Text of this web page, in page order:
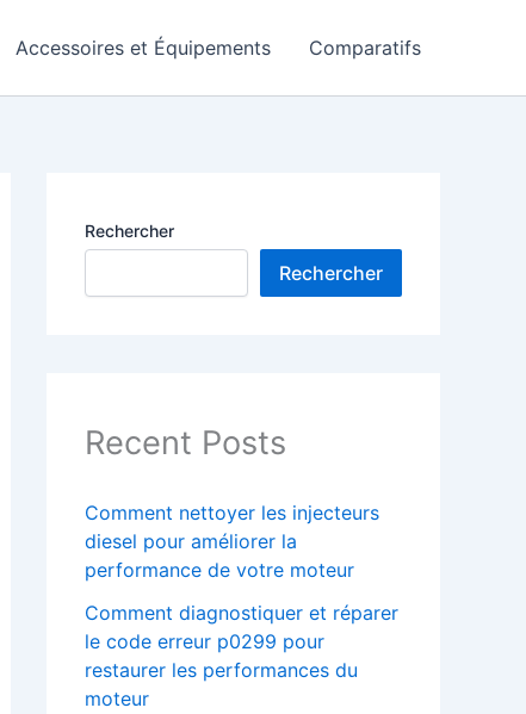
Accessoires et Équipements Comparatifs
Rechercher
Rechercher
Recent Posts
Comment nettoyer les injecteurs
diesel pour améliorer la
performance de votre moteur
Comment diagnostiquer et réparer
le code erreur p0299 pour
restaurer les performances du
moteur